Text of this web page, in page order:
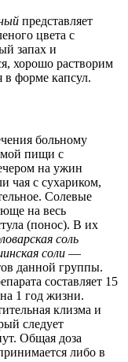
представляет
цвета с
запах и
хорошо растворим
в форме капсул.
больному
пищи с
на ужин
чая с сухариком,
Солевые
на весь
(понос). В их
соль
соли —
данной группы.
составляет 15
1 год жизни.
клизма и
следует
Общая доза
либо в